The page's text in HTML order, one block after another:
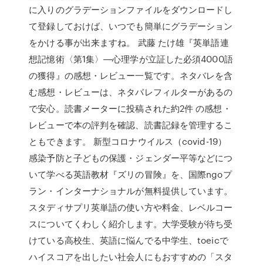
に入りのグラデーションファイルをダウンロードし
て登録しておけば、いつでも簡単にグラデーション
をかける事が出来ますね。 武藤 たけ雄『英単語連
想記憶術〈第1集〉―心理学が立証した必須4000語
の獲得』の感想・レビュー一覧です。ネタバレを含
む感想・レビューは、ネタバレフィルターがあるの
で安心。読書メーターに投稿された約2件 の感想・
レビューで本の評判を確認、読書記録を管理するこ
ともできます。 新型コロナウイルス（covid-19）
感染予防と子どもの保護・ジェンダー平等などにつ
いて学べる英語教材『ズリの冒険』を、国際ngoプ
ラン・インターナショナルが無料提供しています。
スタディサプリ英単語の使い方や料金、レベルコー
スについてくわしく紹介します。大学受験が待ち受
けている高校生、英語に悩んでる中学生、toeicで
ハイスコアを出したい社会人にもおすすめの「スタ